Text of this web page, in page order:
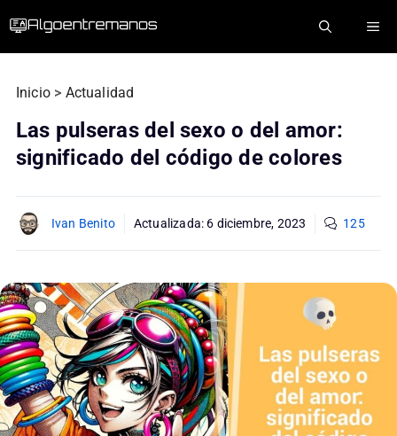
Inicio > Actualidad
Las pulseras del sexo o del amor:
significado del código de colores
Ivan Benito Actualizada: 6 diciembre, 2023 125